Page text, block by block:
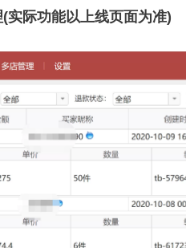
实际功能以上线页面为准)